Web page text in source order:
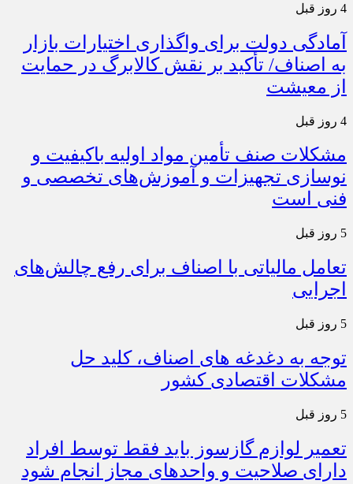
4 روز قبل
آمادگی دولت برای واگذاری اختیارات بازار
به اصناف/ تأکید بر نقش کالابرگ در حمایت
از معیشت
4 روز قبل
مشکلات صنف تأمین مواد اولیه باکیفیت و
نوسازی تجهیزات و آموزش‌های تخصصی و
فنی است
5 روز قبل
تعامل مالیاتی با اصناف برای رفع چالش‌های
اجرایی
5 روز قبل
توجه به دغدغه های اصناف، کلید حل
مشکلات اقتصادی کشور
5 روز قبل
تعمیر لوازم گازسوز باید فقط توسط افراد
دارای صلاحیت و واحدهای مجاز انجام شود